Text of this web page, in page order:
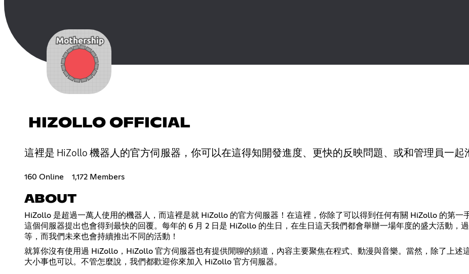
HIZOLLO OFFICIAL
這裡是 HiZollo 機器人的官方伺服器，你可以在這得知開發進度、更快的反映問題、或和管理員一
160 Online 1,172 Members
ABOUT
HiZollo 是超過一萬人使用的機器人，而這裡是就 HiZollo 的官方伺服器！在這裡，你除了可以得到任何有關 HiZollo 的第
這個伺服器提出也會得到最快的回覆。每年的 6 月 2 日是 HiZollo 的生日，在生日這天我們都會舉辦一場年度的盛大活動，
等，而我們未來也會持續推出不同的活動！
就算你沒有使用過 HiZollo，HiZollo 官方伺服器也有提供閒聊的頻道，內容主要聚焦在程式、動漫與音樂。當然，除了上述
大小事也可以。不管怎麼說，我們都歡迎你來加入 HiZollo 官方伺服器。